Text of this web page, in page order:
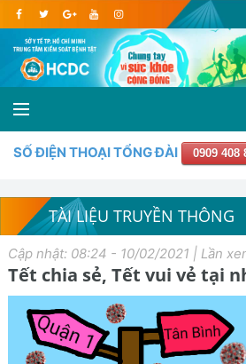
SỐ ĐIỆN THOẠI TỔNG ĐÀI 0909 408
TÀI LIỆU TRUYỀN THÔNG
Cập nhật: 08:24 - 10/02/2021 | Lần
Tết chia sẻ, Tết vui vẻ tại